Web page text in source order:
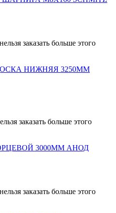
заказать больше этого
ДОСКА НИЖНЯЯ 3250ММ
заказать больше этого
3000ММ АНОД
заказать больше этого